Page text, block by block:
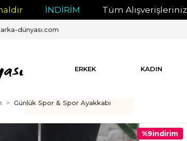
İNDİRİM Tüm Alışverişlerinizde
dünyası.com
ERKEK KADIN
Günlük Spor & Spor Ayakkabı
%9indirim